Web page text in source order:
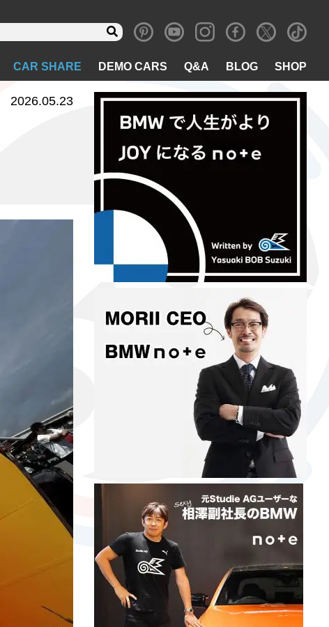
CAR SHARE DEMO CARS Q&A BLOG SHOP
2026.05.23